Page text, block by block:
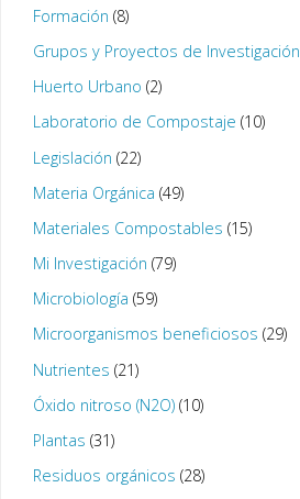
Formación (8)
Grupos y Proyectos de Investigación
Huerto Urbano (2)
Laboratorio de Compostaje (10)
Legislación (22)
Materia Orgánica (49)
Materiales Compostables (15)
Mi Investigación (79)
Microbiología (59)
Microorganismos beneficiosos (29)
Nutrientes (21)
Óxido nitroso (N2O)(10)
Plantas (31)
Residuos orgánicos (28)